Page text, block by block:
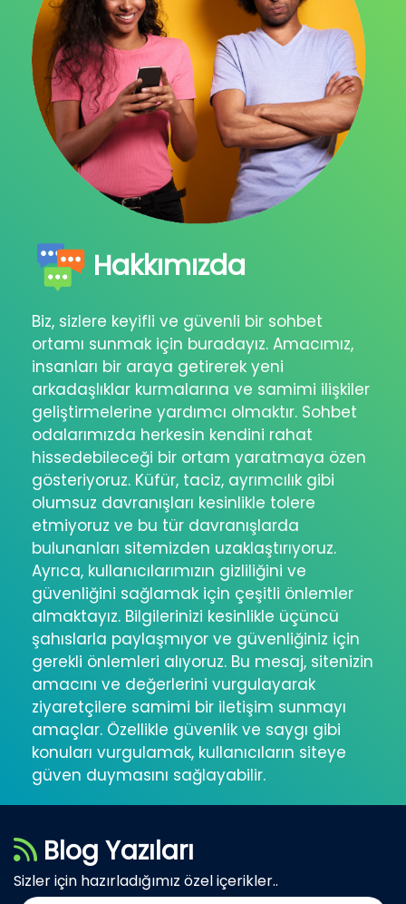
Hakkımızda
Biz, sizlere keyifli ve güvenli bir sohbet
ortamı sunmak için buradayız. Amacımız,
insanları bir araya getirerek yeni
arkadaşlıklar kurmalarına ve samimi ilişkiler
geliştirmelerine yardımcı olmaktır. Sohbet
odalarımızda herkesin kendini rahat
hissedebileceği bir ortam yaratmaya özen
gösteriyoruz. Küfür, taciz, ayrımcılık gibi
olumsuz davranışları kesinlikle tolere
etmiyoruz ve bu tür davranışlarda
bulunanları sitemizden uzaklaştırıyoruz.
Ayrıca, kullanıcılarımızın gizliliğini ve
güvenliğini sağlamak için çeşitli önlemler
almaktayız. Bilgilerinizi kesinlikle üçüncü
şahıslarla paylaşmıyor ve güvenliğiniz için
gerekli önlemleri alıyoruz. Bu mesaj, sitenizin
amacını ve değerlerini vurgulayarak
ziyaretçilere samimi bir iletişim sunmayı
amaçlar. Özellikle güvenlik ve saygı gibi
konuları vurgulamak, kullanıcıların siteye
güven duymasını sağlayabilir.
Blog Yazıları
Sizler için hazırladığımız özel içerikler..